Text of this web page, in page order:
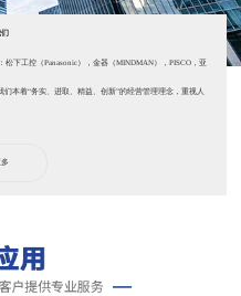
们
工控（Panasonic），金器（MINDMAN），PISCO，亚
着“务实、进取、精益、创新”的经营管理理念，重视人